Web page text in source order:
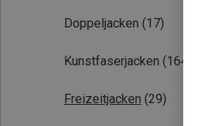
Doppeljacken (17)
Kunstfaserjacken (164)
Freizeitjacken (29)